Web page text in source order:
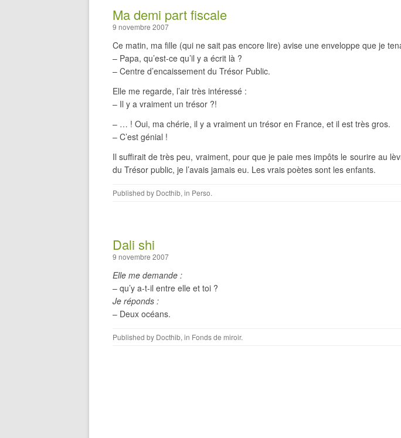
Ma demi part fiscale
9 novembre 2007
Ce matin, ma fille (qui ne sait pas encore lire) avise une enveloppe que je
– Papa, qu’est-ce qu’il y a écrit là ?
– Centre d’encaissement du Trésor Public.
Elle me regarde, l’air très intéressé :
– Il y a vraiment un trésor ?!
– … ! Oui, ma chérie, il y a vraiment un trésor en France, et il est très gros.
– C’est génial !
Il suffirait de très peu, vraiment, pour que je paie mes impôts le sourire au
du Trésor public, je l’avais jamais eu. Les vrais poètes sont les enfants.
Published by Docthib, in Perso.
Dali shi
9 novembre 2007
Elle me demande :
– qu’y a-t-il entre elle et toi ?
Je réponds :
– Deux océans.
Published by Docthib, in Fonds de miroir.